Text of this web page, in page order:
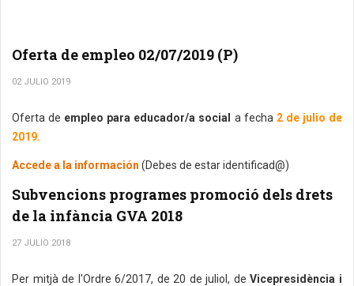
Oferta de empleo 02/07/2019 (P)
02 JULIO 2019
Oferta de empleo para educador/a social a fecha 2 de julio de
2019.
Accede a la información (Debes de estar identificad@)
Subvencions programes promoció dels drets
de la infància GVA 2018
27 JULIO 2018
Per mitjà de l'Ordre 6/2017, de 20 de juliol, deVicepresidència i